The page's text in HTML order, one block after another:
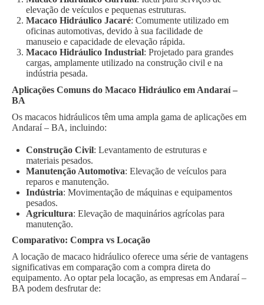
elevação de veículos e pequenas estruturas.
Macaco Hidráulico Jacaré: Comumente utilizado em
oficinas automotivas, devido à sua facilidade de
manuseio e capacidade de elevação rápida.
Macaco Hidráulico Industrial: Projetado para grandes
cargas, amplamente utilizado na construção civil e na
indústria pesada.
Aplicações Comuns do Macaco Hidráulico em Andaraí –
BA
Os macacos hidráulicos têm uma ampla gama de aplicações em
Andaraí – BA, incluindo:
Construção Civil: Levantamento de estruturas e
materiais pesados.
Manutenção Automotiva: Elevação de veículos para
reparos e manutenção.
Indústria: Movimentação de máquinas e equipamentos
pesados.
Agricultura: Elevação de maquinários agrícolas para
manutenção.
Comparativo: Compra vs Locação
A locação de macaco hidráulico oferece uma série de vantagens
significativas em comparação com a compra direta do
equipamento. Ao optar pela locação, as empresas em Andaraí –
BA podem desfrutar de: